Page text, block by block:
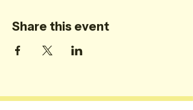
Share this event